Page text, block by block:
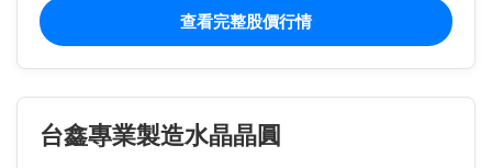
查看完整股價行情
台鑫專業製造水晶晶圓